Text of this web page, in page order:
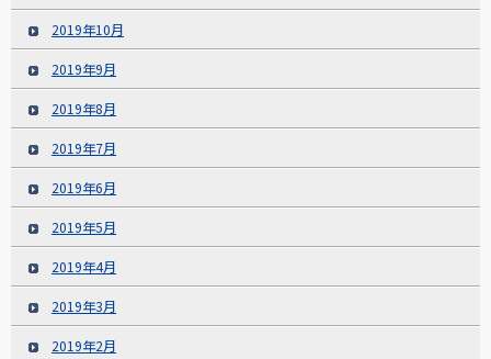
2019年10月
2019年9月
2019年8月
2019年7月
2019年6月
2019年5月
2019年4月
2019年3月
2019年2月